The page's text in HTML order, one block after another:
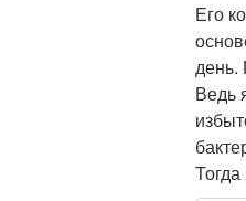
Его
день.
Ведь